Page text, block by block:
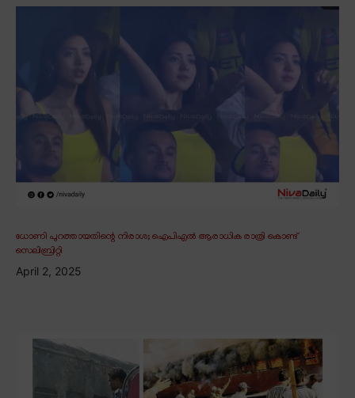
ധോണി പുറത്തായതിന്റെ നിരാശ; ഐപിഎൽ ആരാധിക രാത്രി കൊണ്ട്
സെലിബ്രിറ്റി
April 2, 2025